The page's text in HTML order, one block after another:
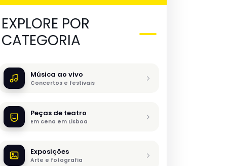
EXPLORE POR
CATEGORIA
Música ao vivo
Concertos e festivais
Peças de teatro
Em cena em Lisboa
Exposições
Arte e fotografia